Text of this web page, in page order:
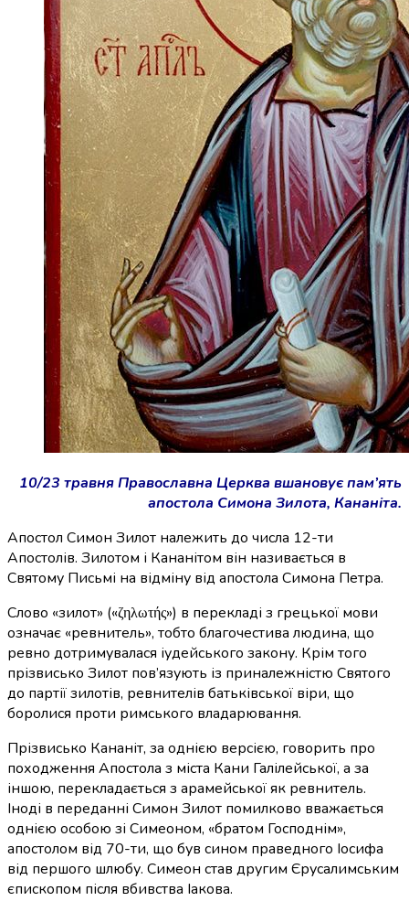
10/23 травня Православна Церква вшановує пам’ять
апостола Симона Зилота, Кананіта.
Апостол Симон Зилот належить до числа 12-ти
Апостолів. Зилотом і Кананітом він називається в
Святому Письмі на відміну від апостола Симона Петра.
Слово «зилот» («ζηλωτής») в перекладі з грецької мови
означає «ревнитель», тобто благочестива людина, що
ревно дотримувалася іудейського закону. Крім того
прізвисько Зилот пов’язують із приналежністю Святого
до партії зилотів, ревнителів батьківської віри, що
боролися проти римського владарювання.
Прізвисько Кананіт, за однією версією, говорить про
походження Апостола з міста Кани Галілейської, а за
іншою, перекладається з арамейської як ревнитель.
Іноді в переданні Симон Зилот помилково вважається
однією особою зі Симеоном, «братом Господнім»,
апостолом від 70-ти, що був сином праведного Іосифа
від першого шлюбу. Симеон став другим Єрусалимським
єпископом після вбивства Іакова.